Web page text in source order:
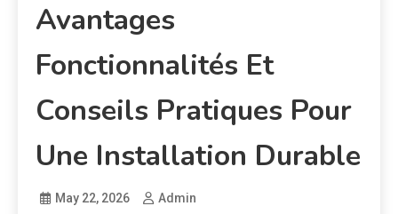
Avantages
Fonctionnalités Et
Conseils Pratiques Pour
Une Installation Durable
May 22, 2026 Admin